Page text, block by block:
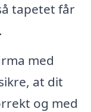
tapetet får
med
at dit
og med